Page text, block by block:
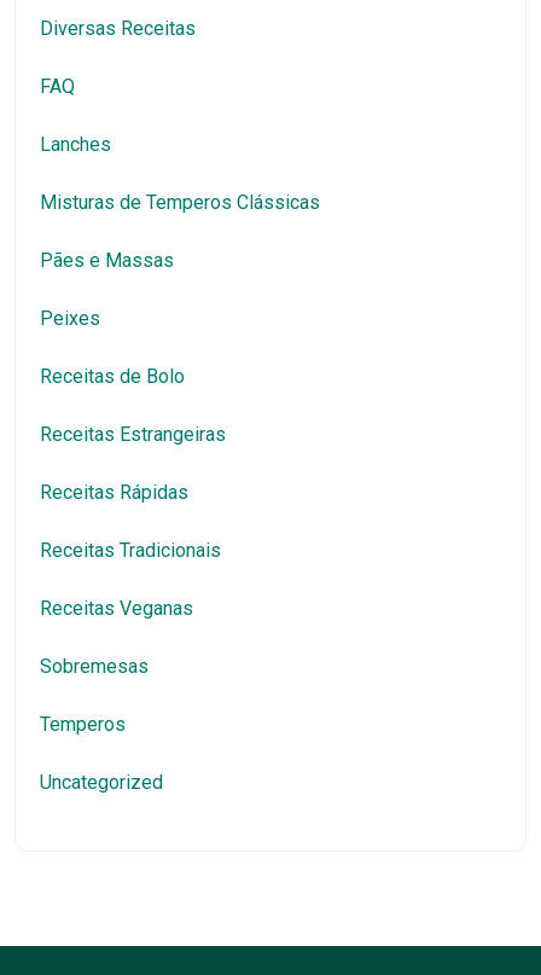
Diversas Receitas
FAQ
Lanches
Misturas de Temperos Clássicas
Pães e Massas
Peixes
Receitas de Bolo
Receitas Estrangeiras
Receitas Rápidas
Receitas Tradicionais
Receitas Veganas
Sobremesas
Temperos
Uncategorized